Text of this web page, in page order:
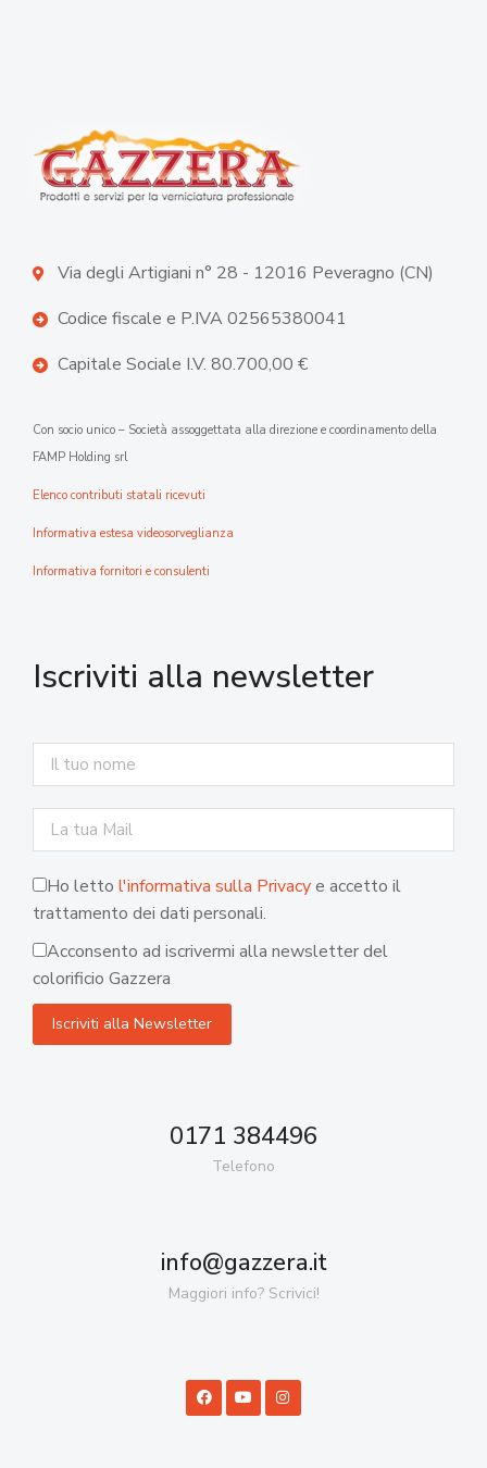
Via degli Artigiani n° 28 - 12016 Peveragno (CN)
Codice fiscale e P.IVA 02565380041
Capitale Sociale I.V. 80.700,00 €
Con socio unico – Società assoggettata alla direzione e coordinamento della
FAMP Holding srl
Elenco contributi statali ricevuti
Informativa estesa videosorveglianza
Informativa fornitori e consulenti
Iscriviti alla newsletter
Ho letto l'informativa sulla Privacye accetto il
trattamento dei dati personali.
Acconsento ad iscrivermi alla newsletter del
colorificio Gazzera
0171 384496
Telefono
info@gazzera.it
Maggiori info? Scrivici!